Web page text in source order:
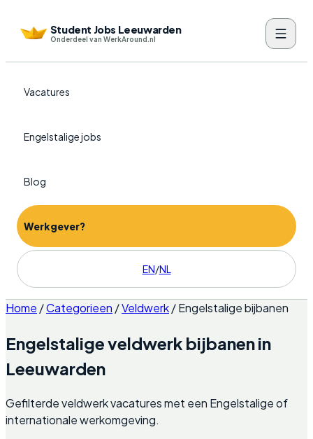
Student Jobs Leeuwarden
Onderdeel van WerkAround.nl
Vacatures
Engelstalige jobs
Blog
Werkgever?
EN/NL
Home /Categorieen /Veldwerk/Engelstalige bijbanen
Engelstaligeveldwerk bijbanen in
Leeuwarden
Gefilterdeveldwerkvacatures met een Engelstalige of
internationale werkomgeving.